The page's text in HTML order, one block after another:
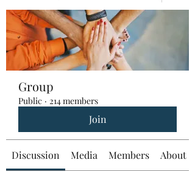
Group
Public · 214 members
Join
Discussion Media Members About